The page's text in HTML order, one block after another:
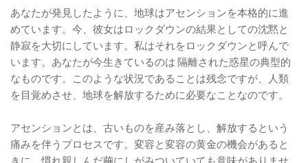
あなたが発見したように、地球はアセンションを本格的に進
めています。今、彼女はロックダウンの結果としての沈黙と
静寂を大切にしています。私はそれをロックダウンと呼んで
います。あなたが今生きているのは 隔離された惑星の典型的
なものです。このような状況であることは残念ですが、人類
を目覚めさせ、地球を解放するために必要なことなのです。
アセンションとは、古いものを産み落とし、解放するという
痛みを伴うプロセスです。変容と変容の黄金の機会があると